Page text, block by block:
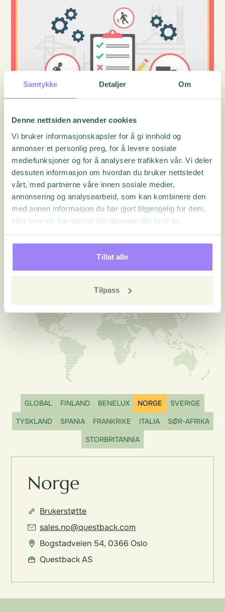
Samtykke Detaljer Om
Denne nettsiden anvender cookies
Vi bruker informasjonskapsler for å gi innhold og
annonser et personlig preg, for å levere sosiale
mediefunksjoner og for å analysere trafikken vår. Vi deler
dessuten informasjon om hvordan du bruker nettstedet
vårt, med partnerne våre innen sosiale medier,
annonsering og analysearbeid, som kan kombinere den
med annen informasjon du har gjort tilgjengelig for dem,
eller som de har samlet inn gjennom din bruk av
Tillat alle
Tilpass
Infografikk
Improving Operational Safety &
Reducing Risk
Kontakt
GLOBAL FINLAND BENELUX NORGE
SVERIGE
TYSKLAND
SPANIA FRANKRIKE ITALIA
SØR-AFRIKA
STORBRITANNIA
Norge
Brukerstøtte
sales.no@questback.com
Bogstadveien 54, 0366 Oslo
Questback AS